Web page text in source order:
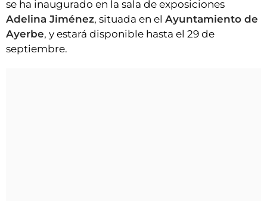
se ha inaugurado en la sala de exposiciones
Adelina Jiménez, situada en el Ayuntamiento de
Ayerbe, y estará disponible hasta el 29 de
septiembre.